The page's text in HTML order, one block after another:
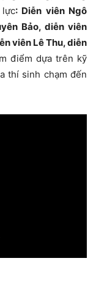
: Diễn viên Ngô
Bảo, diễn viên
viên Lê Thu, diễn
điểm dựa trên kỹ
thí sinh chạm đến